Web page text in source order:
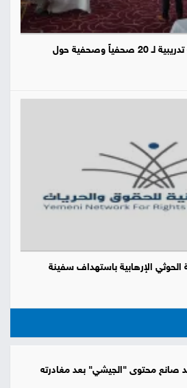
منظمة صدى تنظم ورشة تدريبية لـ 20 صحفياً وصحفية حول
الإرهابية باستهداف سفينة
صانع محتوى "الجيشي" بعد مغادرته